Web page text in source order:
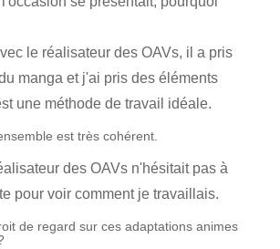
le réalisateur des OAVs, il a pris
manga et j'ai pris des éléments
une méthode de travail idéale.
est très cohérent.
des OAVs n'hésitait pas à
pour voir comment je travaillais.
de regard sur ces adaptations animes